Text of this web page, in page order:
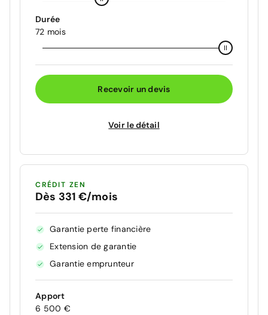
Durée
72 mois
Recevoir un devis
Voir le détail
CRÉDIT ZEN
Dès 331 €/mois
Garantie perte financière
Extension de garantie
Garantie emprunteur
Apport
6 500 €